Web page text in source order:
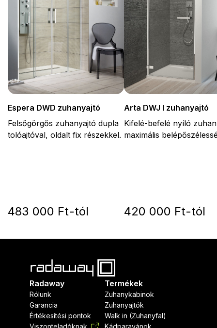
Espera DWD zuhanyajtó
Felsőgörgős zuhanyajtó dupla
tolóajtóval, oldalt fix részekkel.
483 000 Ft-tól
Arta DWJ I zuhanyajtó
Kifelé-befelé nyíló
maximális
420 000 Ft-tól
Radaway
Rólunk
Garancia
Értékesítési pontok
Viszonteladóknak
Termékek
Zuhanykabinok
Zuhanyajtók
Walk in (Zuhanyfal)
Kádparavánok